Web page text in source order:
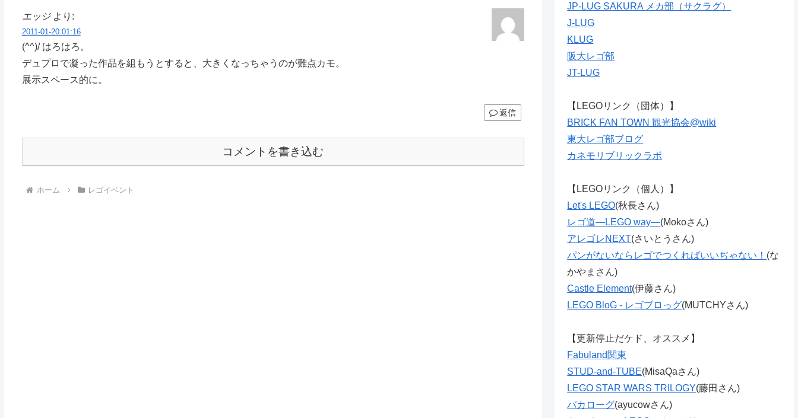
エッジ より:
2011-01-20 01:16
(^^)/ はろはろ。
デュプロで凝った作品を組もうとすると、大きくなっちゃうのが難点カモ。
展示スペース的に。
返信
コメントを書き込む
ホーム レゴイベント
JP-LUG SAKURA メカ部（サクラグ）
J-LUG
KLUG
阪大レゴ部
JT-LUG
【LEGOリンク（団体）】
BRICK FAN TOWN 観光協会@wiki
東大レゴ部ブログ
カネモリブリックラボ
【LEGOリンク（個人）】
Let's LEGO(秋長さん)
レゴ道―LEGO way―(Mokoさん)
アレゴレNEXT(さいとうさん)
パンがないならレゴでつくればいいぢゃない！ (な
かやまさん)
Castle Element(伊藤さん)
LEGO BloG - レゴブロっグ(MUTCHYさん)
【更新停止だケド、オススメ】
Fabuland関東
STUD-and-TUBE(MisaQaさん)
LEGO STAR WARS TRILOGY(藤田さん)
バカローグ(ayucowさん)